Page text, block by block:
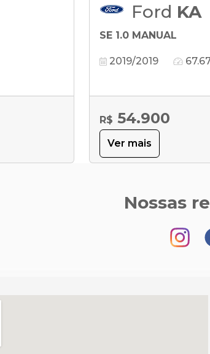
Ford KA
SE 1.0 MANUAL
2019/2019
R$ 54.900
Ver mais
Nossas